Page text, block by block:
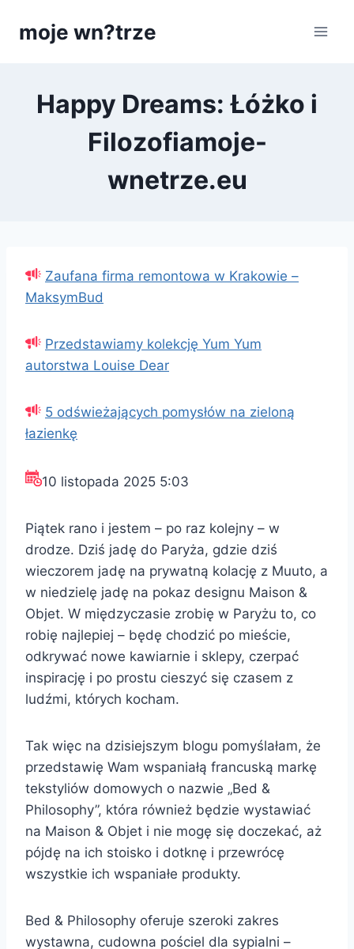
moje wn?trze
Happy Dreams: Łóżko i
Filozofiamoje-
wnetrze.eu
Zaufana firma remontowa w Krakowie –
MaksymBud
Przedstawiamy kolekcję Yum Yum
autorstwa Louise Dear
5 odświeżających pomysłów na zieloną
łazienkę
10 listopada 2025 5:03
Piątek rano i jestem – po raz kolejny – w
drodze. Dziś jadę do Paryża, gdzie dziś
wieczorem jadę na prywatną kolację z Muuto, a
w niedzielę jadę na pokaz designu Maison &
Objet. W międzyczasie zrobię w Paryżu to, co
robię najlepiej – będę chodzić po mieście,
odkrywać nowe kawiarnie i sklepy, czerpać
inspirację i po prostu cieszyć się czasem z
ludźmi, których kocham.
Tak więc na dzisiejszym blogu pomyślałam, że
przedstawię Wam wspaniałą francuską markę
tekstyliów domowych o nazwie „Bed &
Philosophy”, która również będzie wystawiać
na Maison & Objet i nie mogę się doczekać, aż
pójdę na ich stoisko i dotknę i przewrócę
wszystkie ich wspaniałe produkty.
Bed & Philosophy oferuje szeroki zakres
wystawna, cudowna pościel dla sypialni –